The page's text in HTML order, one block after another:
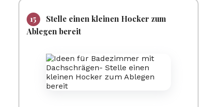
Stelle einen kleinen Hocker zum
Ablegen bereit